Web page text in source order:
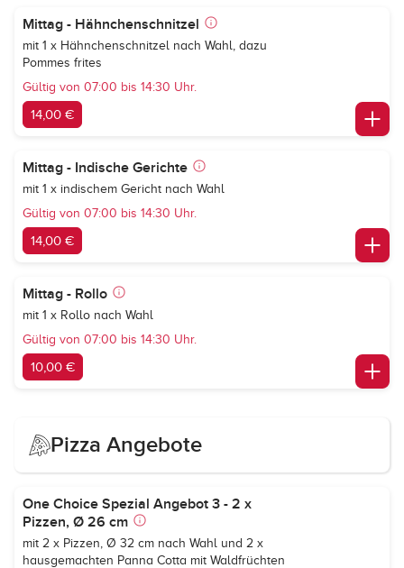
Mittag - Hähnchenschnitzel
mit 1 x Hähnchenschnitzel nach Wahl, dazu
Pommes frites
Gültig von 07:00 bis 14:30 Uhr.
14,00 €
Mittag - Indische Gerichte
mit 1 x indischem Gericht nach Wahl
Gültig von 07:00 bis 14:30 Uhr.
14,00 €
Mittag - Rollo
mit 1 x Rollo nach Wahl
Gültig von 07:00 bis 14:30 Uhr.
10,00 €
Pizza Angebote
One Choice Spezial Angebot 3 - 2 x
Pizzen, Ø 26 cm
mit 2 x Pizzen, Ø 32 cm nach Wahl und 2 x
hausgemachten Panna Cotta mit Waldfrüchten